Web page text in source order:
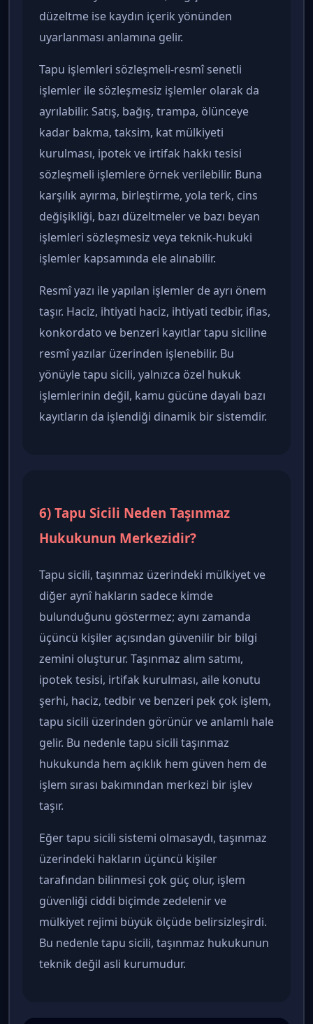
düzeltme ise kaydın içerik yönünden
uyarlanması anlamına gelir.
Tapu işlemleri sözleşmeli-resmî senetli
işlemler ile sözleşmesiz işlemler olarak da
ayrılabilir. Satış, bağış, trampa, ölünceye
kadar bakma, taksim, kat mülkiyeti
kurulması, ipotek ve irtifak hakkı tesisi
sözleşmeli işlemlere örnek verilebilir. Buna
karşılık ayırma, birleştirme, yola terk, cins
değişikliği, bazı düzeltmeler ve bazı beyan
işlemleri sözleşmesiz veya teknik-hukuki
işlemler kapsamında ele alınabilir.
Resmî yazı ile yapılan işlemler de ayrı önem
taşır. Haciz, ihtiyati haciz, ihtiyati tedbir, iflas,
konkordato ve benzeri kayıtlar tapu siciline
resmî yazılar üzerinden işlenebilir. Bu
yönüyle tapu sicili, yalnızca özel hukuk
işlemlerinin değil, kamu gücüne dayalı bazı
kayıtların da işlendiği dinamik bir sistemdir.
6) Tapu Sicili Neden Taşınmaz
Hukukunun Merkezidir?
Tapu sicili, taşınmaz üzerindeki mülkiyet ve
diğer aynî hakların sadece kimde
bulunduğunu göstermez; aynı zamanda
üçüncü kişiler açısından güvenilir bir bilgi
zemini oluşturur. Taşınmaz alım satımı,
ipotek tesisi, irtifak kurulması, aile konutu
şerhi, haciz, tedbir ve benzeri pek çok işlem,
tapu sicili üzerinden görünür ve anlamlı hale
gelir. Bu nedenle tapu sicili taşınmaz
hukukunda hem açıklık hem güven hem de
işlem sırası bakımından merkezi bir işlev
taşır.
Eğer tapu sicili sistemi olmasaydı, taşınmaz
üzerindeki hakların üçüncü kişiler
tarafından bilinmesi çok güç olur, işlem
güvenliği ciddi biçimde zedelenir ve
mülkiyet rejimi büyük ölçüde belirsizleşirdi.
Bu nedenle tapu sicili, taşınmaz hukukunun
teknik değil asli kurumudur.